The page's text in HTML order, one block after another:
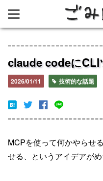
claude codeにCLI
2026/01/11 技術的な話題
MCPを使って何かやらせ
せる、というアイデアが
ご